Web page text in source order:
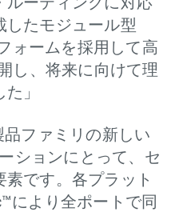
ルーティングに対応
したモジュール型
ォームを採用して高
し、将来に向けて理
」
品ファミリの新しい
ションにとって、セ
です。各プラット
により全ポートで同